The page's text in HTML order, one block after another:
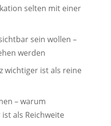
selten mit einer
sein wollen –
werden
wichtiger ist als reine
– warum
als Reichweite